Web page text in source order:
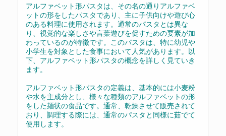
アルファベット形パスタは、その名の通りアルファベ
ットの形をしたパスタであり、主に子供向けや遊び心
のある料理に使用されます。通常のパスタとは異な
り、視覚的な楽しさや言葉遊びを促すための要素が加
わっているのが特徴です。このパスタは、特に幼児や
小学生を対象とした食事において人気があります。以
下、アルファベット形パスタの概念を詳しく見ていき
ます。
アルファベット形パスタの定義は、基本的には小麦粉
や水を主成分とし、様々な種類のアルファベットの形
をした麺状の食品です。通常、乾燥させて販売されて
おり、調理する際には、通常のパスタと同様に茹でて
使用します。